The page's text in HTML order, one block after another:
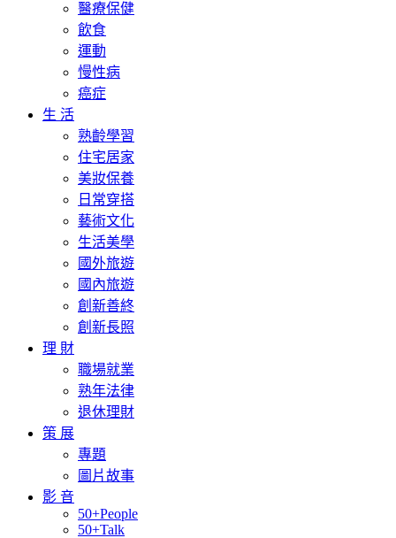
醫療保健
飲食
運動
慢性病
癌症
生 活
熟齡學習
住宅居家
美妝保養
日常穿搭
藝術文化
生活美學
國外旅遊
國內旅遊
創新善終
創新長照
理 財
職場就業
熟年法律
退休理財
策 展
專題
圖片故事
影 音
50+People
50+Talk